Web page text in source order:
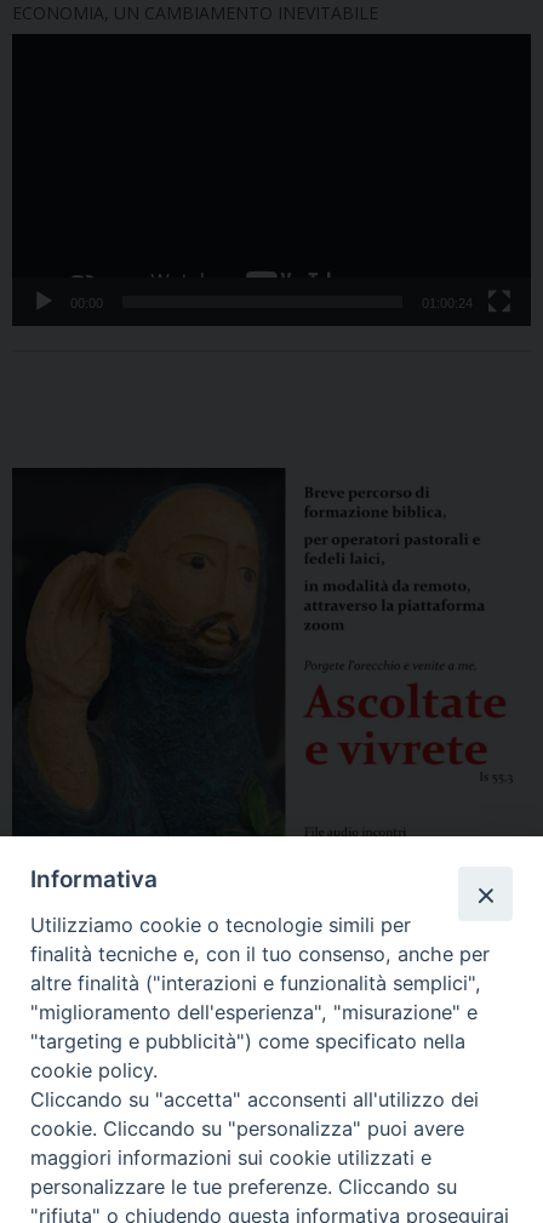
ECONOMIA, UN CAMBIAMENTO INEVITABILE
00:00 01:00:24
Informativa
Utilizziamo cookie o tecnologie simili per
finalità tecniche e, con il tuo consenso, anche per
altre finalità ("interazioni e funzionalità semplici",
"miglioramento dell'esperienza", "misurazione" e
"targeting e pubblicità") come specificato nella
cookie policy.
Cliccando su "accetta" acconsenti all'utilizzo dei
cookie. Cliccando su "personalizza" puoi avere
maggiori informazioni sui cookie utilizzati e
personalizzare le tue preferenze. Cliccando su
"rifiuta" o chiudendo questa informativa proseguirai